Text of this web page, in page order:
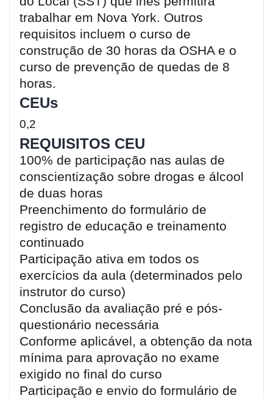
trabalhar em Nova York. Outros
requisitos incluem o curso de
construção de 30 horas da OSHA e o
curso de prevenção de quedas de 8
horas.
CEUs
0,2
REQUISITOS CEU
100% de participação nas aulas de
conscientização sobre drogas e álcool
de duas horas
Preenchimento do formulário de
registro de educação e treinamento
continuado
Participação ativa em todos os
exercícios da aula (determinados pelo
instrutor do curso)
Conclusão da avaliação pré e pós-
questionário necessária
Conforme aplicável, a obtenção da nota
mínima para aprovação no exame
exigido no final do curso
Participação e envio do formulário de